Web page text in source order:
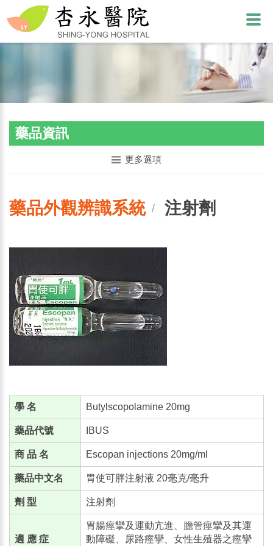
藥品資訊
更多選項
藥品外觀辨識系統/ 注射劑
學 名 Butylscopolamine 20mg
藥品代號 IBUS
商 品 名 Escopan injections 20mg/ml
藥品中文名 胃使可胖注射液 20毫克/毫升
劑 型 注射劑
適 應 症
胃腸痙攣及運動亢進、膽管痙攣及其運
動障礙、尿路痙攣、女性生殖器之痙攣